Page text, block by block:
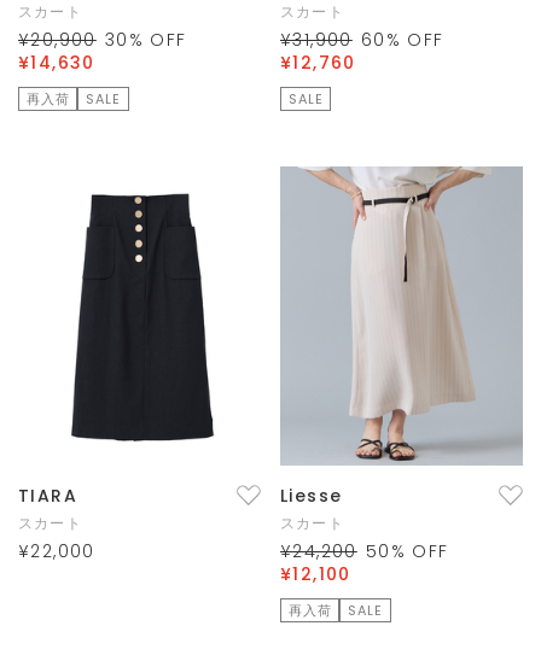
スカート
¥20,900 30 % OFF
¥14,630
再入荷 SALE
スカート
¥31,900 60 % OFF
¥12,760
SALE
TIARA
スカート
¥22,000
Liesse
スカート
¥24,200 50 % OFF
¥12,100
再入荷 SALE